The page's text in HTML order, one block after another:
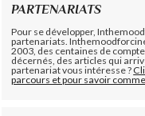
PARTENARIATS
Pour se développer,
partenariats.
2003, des centaines de
décernés, des articles qui
partenariat vous intéresse ?
parcours et pour savoir